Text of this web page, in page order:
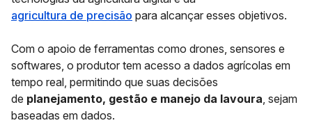
agricultura de precisão para alcançar esses objetivos.
Com o apoio de ferramentas como drones, sensores e
softwares, o produtor tem acesso a dados agrícolas em
tempo real, permitindo que suas decisões
de planejamento, gestão e manejo da lavoura , sejam
baseadas em dados.